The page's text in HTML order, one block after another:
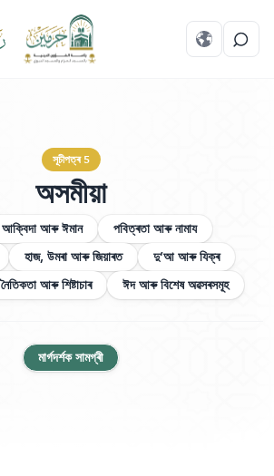
সূচীপত্ৰ 5
অসমীয়া
আক্বিদা আৰু ঈমান
পবিত্ৰতা আৰু নামায
হাজ, উমৰা আৰু জিয়াৰত
দু’আ আৰু যিক্‌ৰ
নৈতিকতা আৰু শিষ্টাচাৰ ঈদ আৰু বিশেষ অৱসৰসমূহ
মাৰ্গদৰ্শক সামগ্ৰী